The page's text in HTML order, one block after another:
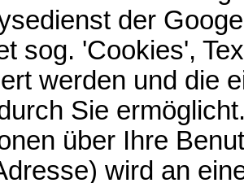
der
sog. 'Cookies',
werden und die
Sie
über Ihre
wird an